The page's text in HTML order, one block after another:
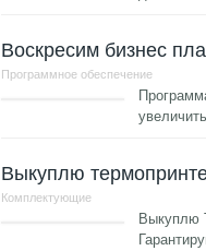
Воскресим бизнес
Программное обеспечение
Выкуплю
Комплектующие
Выкуплю